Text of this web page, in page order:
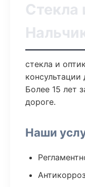
Стекла
стекла и
Более 15 лет
дороге.
Наши